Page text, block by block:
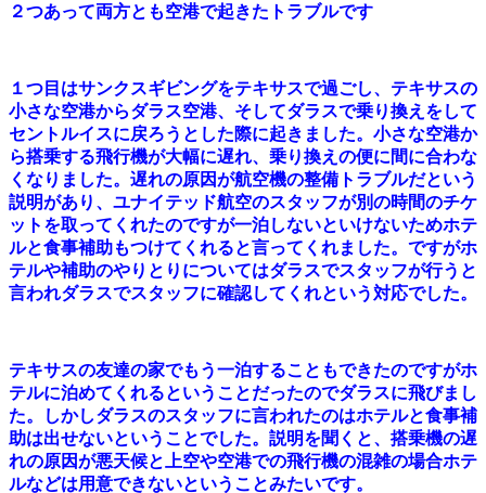
２つあって両方とも空港で起きたトラブルです
１つ目はサンクスギビングをテキサスで過ごし、テキサスの
小さな空港からダラス空港、そしてダラスで乗り換えをして
セントルイスに戻ろうとした際に起きました。小さな空港か
ら搭乗する飛行機が大幅に遅れ、乗り換えの便に間に合わな
くなりました。遅れの原因が航空機の整備トラブルだという
説明があり、ユナイテッド航空のスタッフが別の時間のチケ
ットを取ってくれたのですが一泊しないといけないためホテ
ルと食事補助もつけてくれると言ってくれました。ですがホ
テルや補助のやりとりについてはダラスでスタッフが行うと
言われダラスでスタッフに確認してくれという対応でした。
テキサスの友達の家でもう一泊することもできたのですがホ
テルに泊めてくれるということだったのでダラスに飛びまし
た。しかしダラスのスタッフに言われたのはホテルと食事補
助は出せないということでした。説明を聞くと、搭乗機の遅
れの原因が悪天候と上空や空港での飛行機の混雑の場合ホテ
ルなどは用意できないということみたいです。